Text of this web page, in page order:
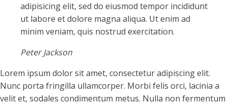
adipisicing elit, sed do eiusmod tempor incididunt
ut labore et dolore magna aliqua. Ut enim ad
minim veniam, quis nostrud exercitation.
Peter Jackson
Lorem ipsum dolor sit amet, consectetur adipiscing elit.
Nunc porta fringilla ullamcorper. Morbi felis orci, lacinia a
velit et, sodales condimentum metus. Nulla non fermentum